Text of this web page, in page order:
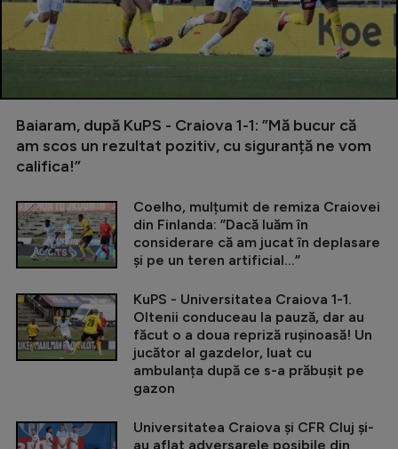
Baiaram, după KuPS - Craiova 1-1: ”Mă bucur că
am scos un rezultat pozitiv, cu siguranță ne vom
califica!”
Coelho, mulțumit de remiza Craiovei
din Finlanda: ”Dacă luăm în
considerare că am jucat în deplasare
și pe un teren artificial...”
KuPS - Universitatea Craiova 1-1.
Oltenii conduceau la pauză, dar au
făcut o a doua repriză rușinoasă! Un
jucător al gazdelor, luat cu
ambulanța după ce s-a prăbușit pe
gazon
Universitatea Craiova și CFR Cluj și-
au aflat adversarele posibile din